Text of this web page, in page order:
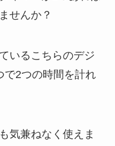
せんか？
いるこちらのデジ
で2つの時間を計れ
気兼ねなく使えま